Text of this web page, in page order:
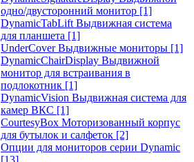
одно/двусторонний монитор [1]
DynamicTabLift Выдвижная система
для планшета [1]
UnderCover Выдвижные мониторы [1]
DynamicChairDisplay Выдвижной
монитор для встраивания в
подлокотник [1]
DynamicVision Выдвижная система для
камер ВКС [1]
CourtesyBox Моторизованный корпус
для бутылок и салфеток [2]
Опции для мониторов серии Dynamic
[13]